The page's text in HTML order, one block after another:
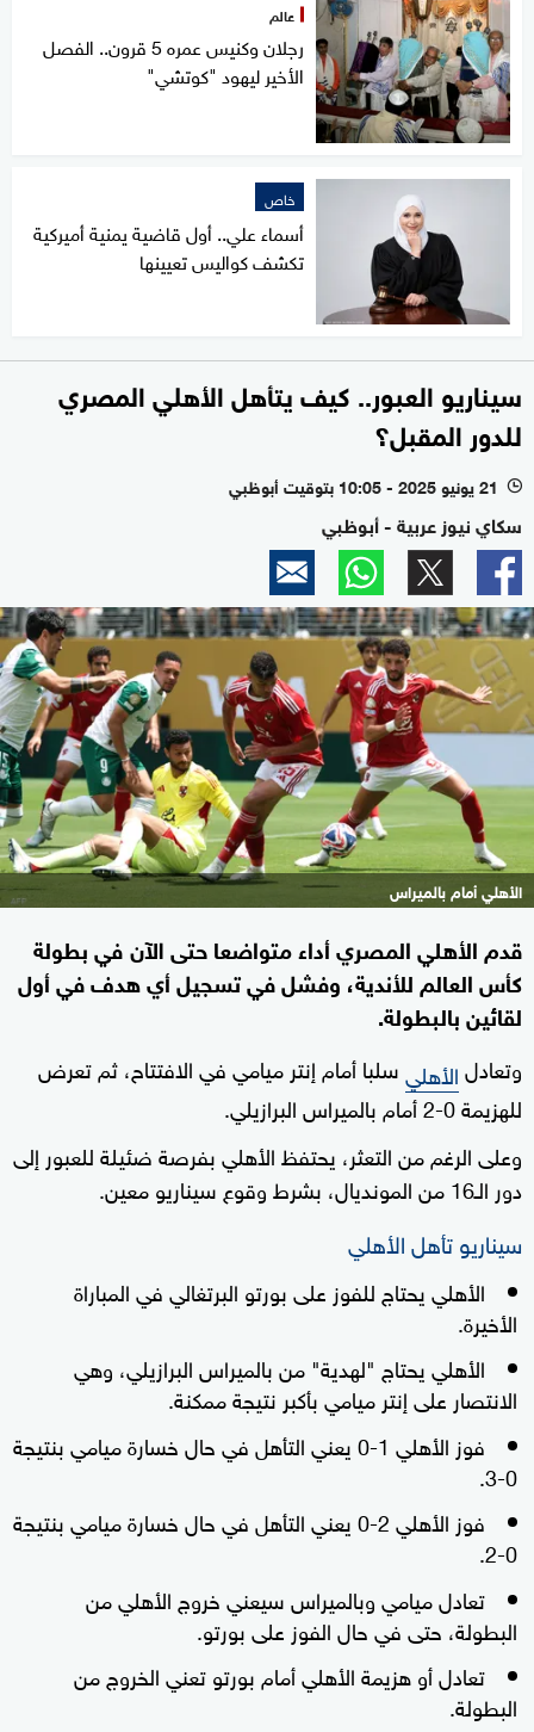
عالم
رجلان وكنيس عمره 5 قرون.. الفصل
الأخير ليهود "كوتشي"
خاص
أسماء علي.. أول قاضية يمنية أميركية
تكشف كواليس تعيينها
سيناريو العبور.. كيف يتأهل الأهلي المصري
للدور المقبل؟
l 21 يونيو 2025 - 10:05 بتوقيت أبوظبي
سكاي نيوز عربية - أبوظبي
الأهلي أمام بالميراس
قدم الأهلي المصري أداء متواضعا حتى الآن في بطولة
كأس العالم للأندية، وفشل في تسجيل أي هدف في أول
لقائين بالبطولة.
وتعادلالأهليسلبا أمام إنتر ميامي في الافتتاح، ثم تعرض
للهزيمة 0-2 أمام بالميراس البرازيلي.
وعلى الرغم من التعثر، يحتفظ الأهلي بفرصة ضئيلة للعبور إلى
دور الـ16 من المونديال، بشرط وقوع سيناريو معين.
سيناريو تأهل الأهلي
الأهلي يحتاج للفوز على بورتو البرتغالي في المباراة
الأخيرة.
الأهلي يحتاج "لهدية" من بالميراس البرازيلي، وهي
الانتصار على إنتر ميامي بأكبر نتيجة ممكنة.
فوز الأهلي 1-0 يعني التأهل في حال خسارة ميامي بنتيجة
0-3.
فوز الأهلي 2-0 يعني التأهل في حال خسارة ميامي بنتيجة
0-2.
تعادل ميامي وبالميراس سيعني خروج الأهلي من
البطولة، حتى في حال الفوز على بورتو.
تعادل أو هزيمة الأهلي أمام بورتو تعني الخروج من
البطولة.